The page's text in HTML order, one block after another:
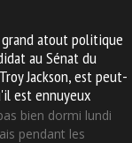
grand atout politique
au Sénat du
Jackson, est peut-
est ennuyeux
bien dormi lundi
pendant les